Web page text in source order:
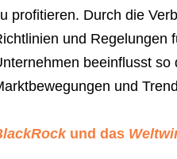
profitieren. Durch die
und Regelungen
beeinflusst
und
und das